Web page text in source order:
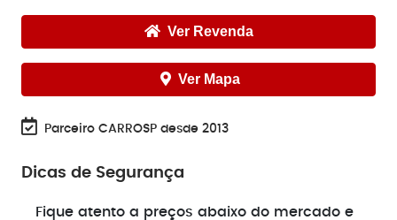
Ver Revenda
Ver Mapa
Parceiro CARROSP desde 2013
Dicas de Segurança
Fique atento a preços abaixo do mercado e